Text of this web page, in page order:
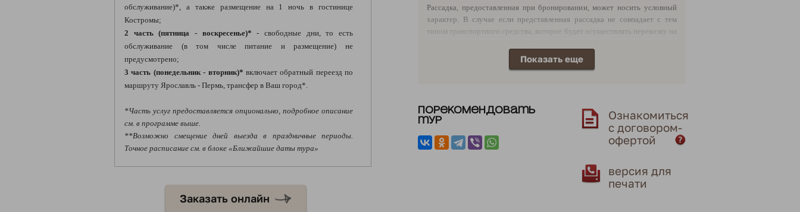
обслуживание)*, а также размещение на 1 ночь в гостинице
Костромы;
2 часть (пятница - воскресенье)* - свободные дни, то есть
обслуживание (в том числе питание и размещение) не
предусмотрено;
3 часть (понедельник - вторник)* включает обратный переезд по
маршруту Ярославль - Пермь, трансфер в Ваш город*.
*Часть услуг предоставляется опционально, подробное описание
см. в программе выше.
**Возможно смещение дней выезда в праздничные периоды.
Точное расписание см. в блоке «Ближайшие даты тура»
Заказать онлайн
Рассадка, предоставленная при бронировании, может носить условный
характер. В случае если представленная рассадка не совпадает с тем
типом транспортного средства, которое будет осуществлять перевозку на
личной переписке по заказам о замене. Заказчик в свою очередь
подтверждает или не подтверждает в ответном сообщении свое согласие
Показать еще
Порекомендовать
тур
Ознакомиться
с договором-
офертой
версия для
печати